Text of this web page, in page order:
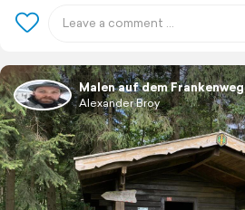
Malen auf dem Frankenweg
Alexander Broy